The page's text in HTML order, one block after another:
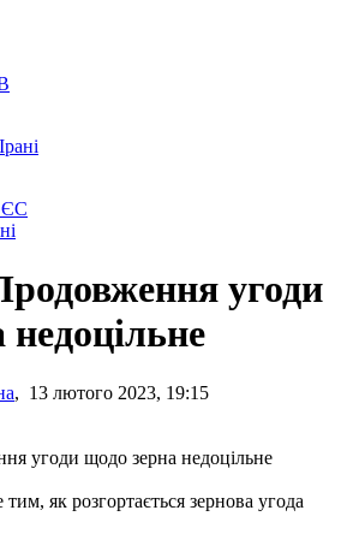
ЄС
угоди
, 13 лютого 2023, 19:15
як розгортається зернова угода